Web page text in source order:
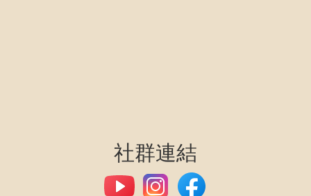
社群連結